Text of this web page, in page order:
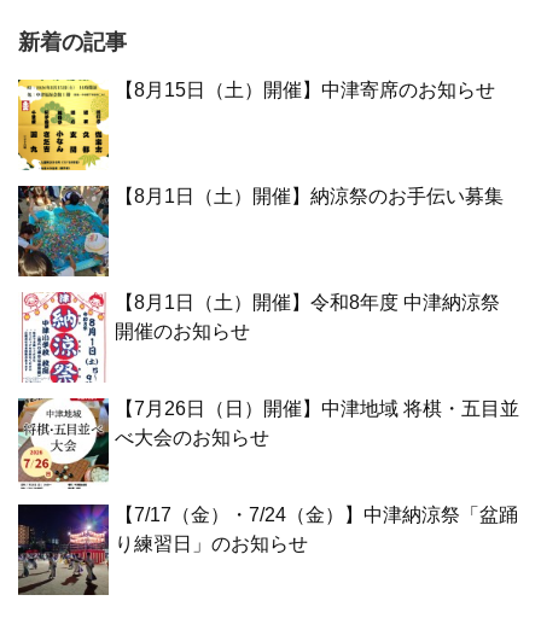
新着の記事
【8月15日（土）開催】中津寄席のお知らせ
【8月1日（土）開催】納涼祭のお手伝い募集
【8月1日（土）開催】令和8年度 中津納涼祭
開催のお知らせ
【7月26日（日）開催】中津地域 将棋・五目並
べ大会のお知らせ
【7/17（金）・7/24（金）】中津納涼祭「盆踊
り練習日」のお知らせ